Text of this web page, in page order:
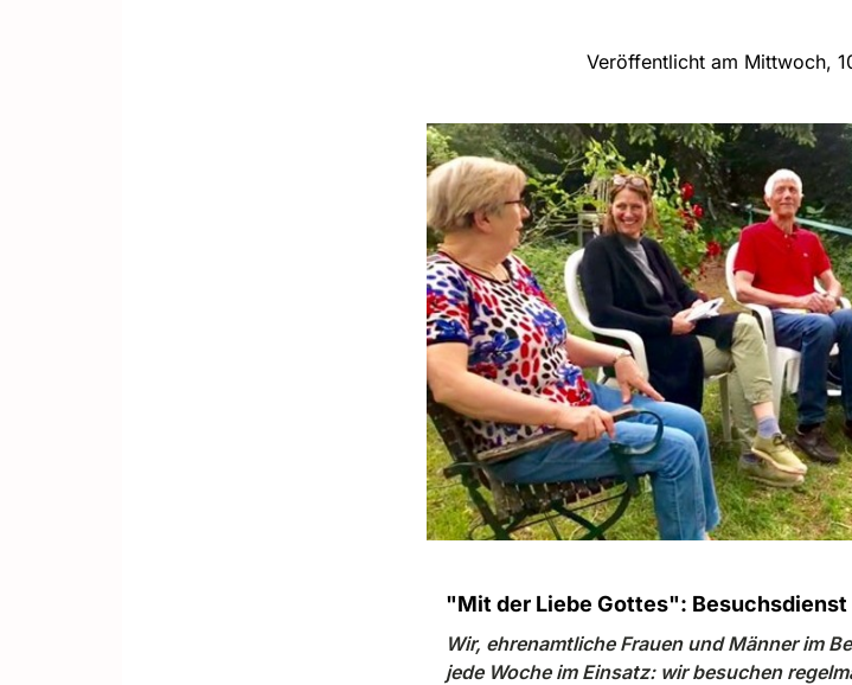
Veröffentlicht am Mittwoch,
"Mit der Liebe Gottes": Besuchsdienst
Wir, ehrenamtliche Frauen und Männer im
jede Woche im Einsatz: wir besuchen